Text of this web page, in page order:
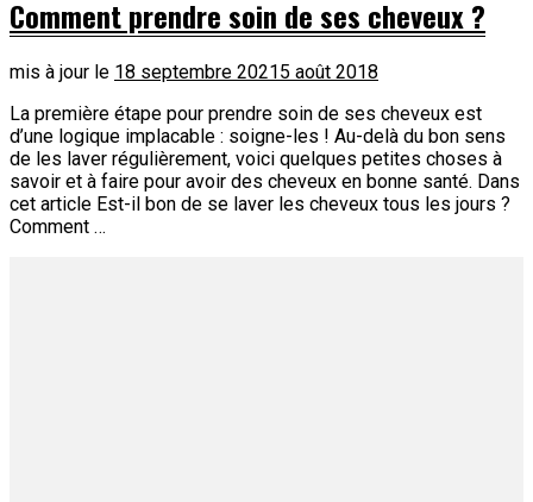
Comment prendre soin de ses cheveux ?
mis à jour le 18 septembre 20215 août 2018
La première étape pour prendre soin de ses cheveux est
d’une logique implacable : soigne-les ! Au-delà du bon sens
de les laver régulièrement, voici quelques petites choses à
savoir et à faire pour avoir des cheveux en bonne santé. Dans
cet article Est-il bon de se laver les cheveux tous les jours ?
Comment …